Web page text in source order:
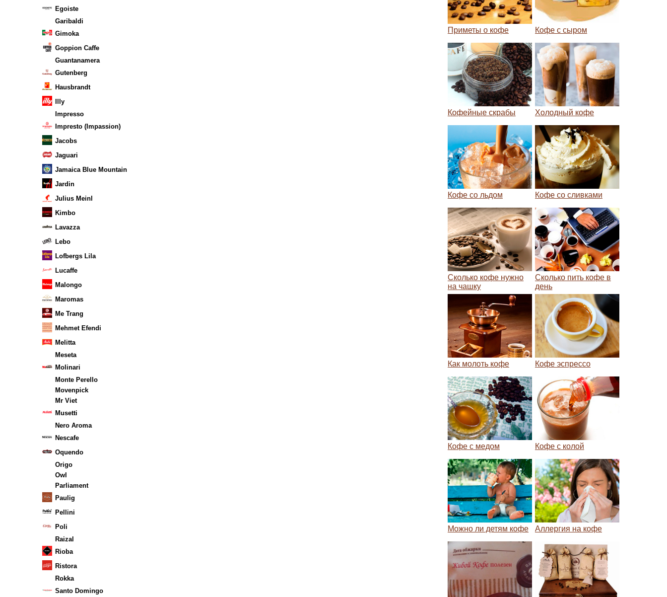
Egoiste
Garibaldi
Gimoka
Goppion Caffe
Guantanamera
Gutenberg
Hausbrandt
Illy
Impresso
Impresto (Impassion)
Jacobs
Jaguari
Jamaica Blue Mountain
Jardin
Julius Meinl
Kimbo
Lavazza
Lebo
Lofbergs Lila
Lucaffe
Malongo
Maromas
Me Trang
Mehmet Efendi
Melitta
Meseta
Molinari
Monte Perello
Movenpick
Mr Viet
Musetti
Nero Aroma
Nescafe
Oquendo
Origo
Owl
Parliament
Paulig
Pellini
Poli
Raizal
Rioba
Ristora
Rokka
Santo Domingo
Приметы о кофе Кофе с сыром
Кофейные скрабы Холодный кофе
Кофе со льдом Кофе со сливками
Сколько кофе нужно
на чашку
Сколько пить кофе в
день
Как молоть кофе Кофе эспрессо
Кофе с медом Кофе с колой
Можно ли детям кофе Аллергия на кофе